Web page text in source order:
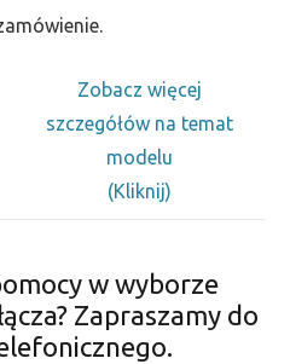
Zobacz więcej
szczegółów na temat
modelu
(Kliknij)
w wyborze
Zapraszamy do